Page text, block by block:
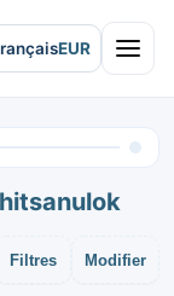
EUR Open
Filtres Modifier